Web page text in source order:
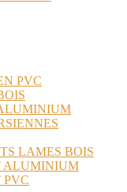
PVC
LAMES BOIS
ALUMINIUM
PVC